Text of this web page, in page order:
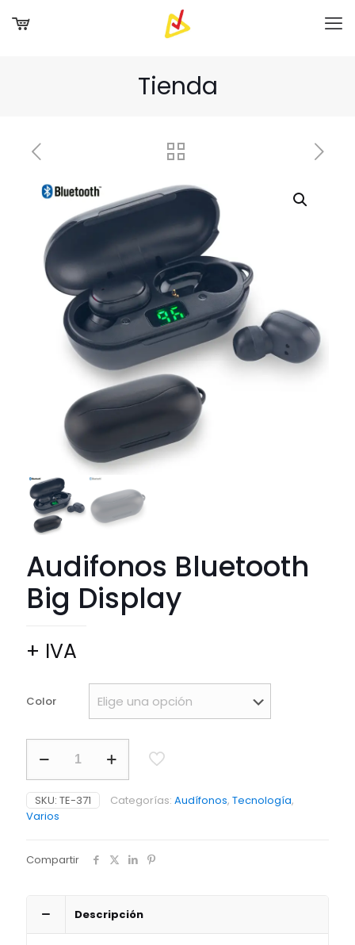
Tienda
Audifonos Bluetooth
Big Display
+ IVA
Color
Bluetooth
Big
Display
cantidad
SKU: TE-371 Categorías: Audífonos, Tecnología,
Varios
Compartir
Descripción